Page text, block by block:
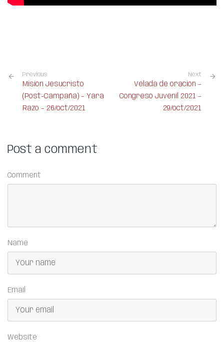
Previous
Misión Jesucristo
(Post-Campaña) – Yara
Razo – 26/oct/2021
Next
Velada de oración –
Congreso Juvenil 2021 –
29/oct/2021
Post a comment
Comment
Name
Email
Website